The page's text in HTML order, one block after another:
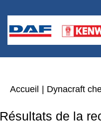
Accueil | Dynacraft
Résultats de la